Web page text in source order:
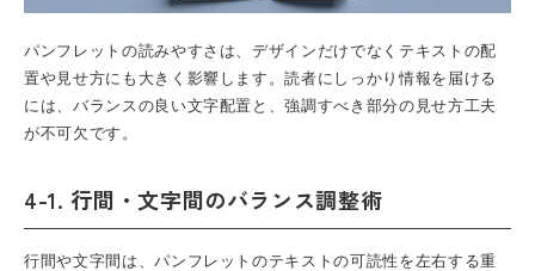
パンフレット の読みやすさは、デザインだけでなくテキストの配
置や見せ方にも大きく影響します。読者にしっかり情報を届ける
には、バランスの良い文字配置と、強調すべき部分の見せ方工夫
が不可欠です。
4-1. 行間・文字間のバランス調整術
行間や文字間は、パンフレットのテキストの可読性を左右する重